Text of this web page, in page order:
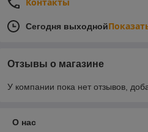
Контакты
Сегодня выходной
Отзывы о магазине
У компании пока нет отзывов,
О нас